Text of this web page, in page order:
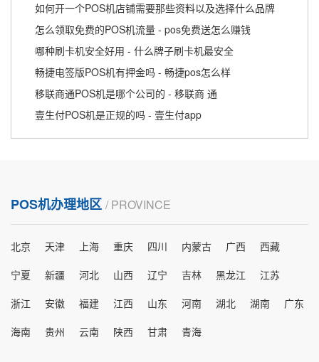
如何开一个POS机店铺需要那些资料以及选择什么品牌
怎么领取免费的POS机流量 - pos免费送怎么赚钱
哪种刷卡机安全好用 - 什么牌子刷卡机最安全
畅捷电签版POS机有押金吗 - 畅捷pos怎么样
移联商通POS机是哪个公司的 - 移联商 通
壹生付POS机是正规的吗 - 壹生付app
POS机办理地区 / PROVINCE
北京 天津 上海 重庆 四川 内蒙古 广西
西藏
宁夏
新疆 河北 山西 辽宁 吉林 黑龙江
江苏
浙江
安徽 福建 江西 山东 河南 湖北 湖南
广东
海南
贵州 云南 陕西 甘肃 青海